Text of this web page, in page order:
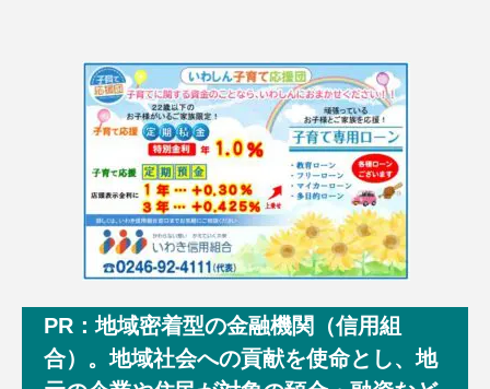
PR：地域密着型の金融機関（信用組
合）。地域社会への貢献を使命とし、地